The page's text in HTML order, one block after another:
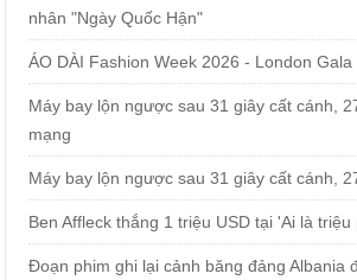
nhân "Ngày Quốc Hận"
ÁO DÀI Fashion Week 2026 - London Gala
Máy bay lộn ngược sau 31 giây cất cánh,
mạng
Máy bay lộn ngược sau 31 giây cất cánh,
Ben Affleck thắng 1 triệu USD tại 'Ai là
Đoạn phim ghi lại cảnh băng đảng Albania